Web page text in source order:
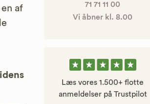
af
71 71 11 00
Vi åbner kl. 8.00
Læs vores 1.500+ flotte
anmeldelser på Trustpilot